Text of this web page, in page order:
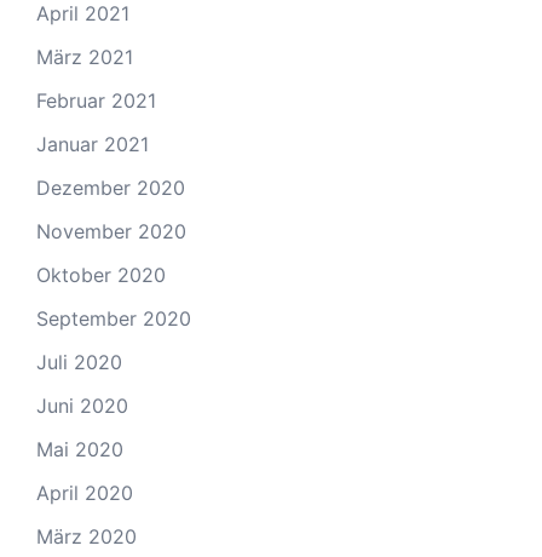
April 2021
März 2021
Februar 2021
Januar 2021
Dezember 2020
November 2020
Oktober 2020
September 2020
Juli 2020
Juni 2020
Mai 2020
April 2020
März 2020